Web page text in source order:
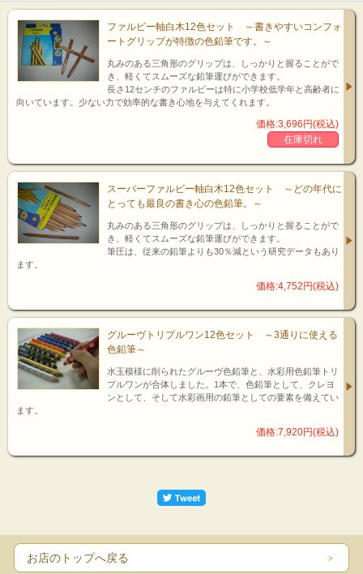
ファルビー軸白木12色セット ～書きやすいコンフォ
ートグリップが特徴の色鉛筆です。～
丸みのある三角形のグリップは、しっかりと握ることがで
き、軽くてスムーズな鉛筆運びができます。
長さ12センチのファルビーは特に小学校低学年と高齢者に
向いています。少ない力で効率的な書き心地を与えてくれます。
価格:3,696円(税込)
在庫切れ
スーパーファルビー軸白木12色セット ～どの年代に
とっても最良の書き心の色鉛筆。～
丸みのある三角形のグリップは、しっかりと握ることがで
き、軽くてスムーズな鉛筆運びができます。
筆圧は、従来の鉛筆よりも30％減という研究データもあり
ます。
価格:4,752円(税込)
グルーヴトリプルワン12色セット ～3通りに使える
色鉛筆～
水玉模様に削られたグルーヴ色鉛筆と、水彩用色鉛筆トリ
プルワンが合体しました。1本で、色鉛筆として、クレヨ
ンとして、そして水彩画用の鉛筆としての要素を備えてい
ます。
価格:7,920円(税込)
お店のトップへ戻る